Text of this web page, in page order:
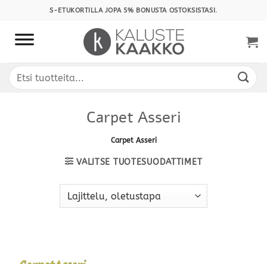
content
S-ETUKORTILLA JOPA 5% BONUSTA OSTOKSISTASI.
Etsi:
Carpet Asseri
Carpet Asseri
VALITSE TUOTESUODATTIMET